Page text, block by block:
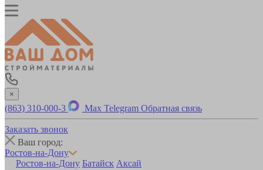
×
(863) 310-000-3 Max Telegram Обратная связь
Заказать звонок
Ваш город:
Ростов-на-Дону
Ростов-на-Дону Батайск Аксай